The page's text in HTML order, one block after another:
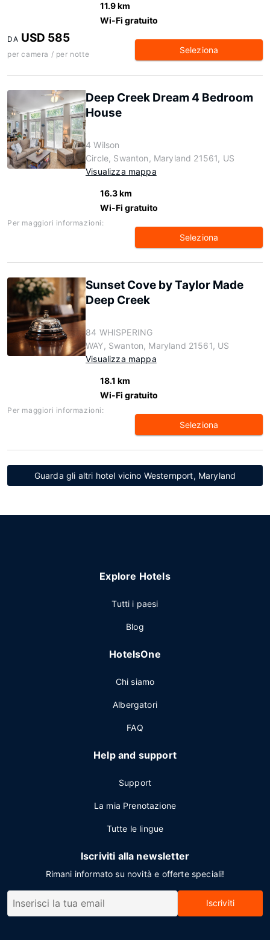
11.9 km
Wi-Fi gratuito
DA USD 585
per camera / per notte Seleziona
Deep Creek Dream 4 Bedroom
House
4 Wilson
Circle, Swanton, Maryland 21561, US
Visualizza mappa
16.3 km
Wi-Fi gratuito
Per maggiori informazioni:
Seleziona
Sunset Cove by Taylor Made
Deep Creek
84 WHISPERING
WAY, Swanton, Maryland 21561, US
Visualizza mappa
18.1 km
Wi-Fi gratuito
Per maggiori informazioni:
Seleziona
Guarda gli altri hotel vicino Westernport, Maryland
Explore Hotels
Tutti i paesi
Blog
HotelsOne
Chi siamo
Albergatori
FAQ
Help and support
Support
La mia Prenotazione
Tutte le lingue
Iscriviti alla newsletter
Rimani informato su novità e offerte speciali!
Iscriviti